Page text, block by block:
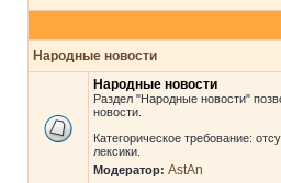
Народные новости
Народные новости
Раздел "Народные новости"
новости.
Категорическое требование:
лексики.
Модератор: AstAn